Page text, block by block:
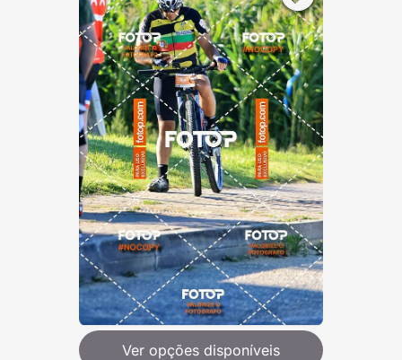
Ver opções disponíveis